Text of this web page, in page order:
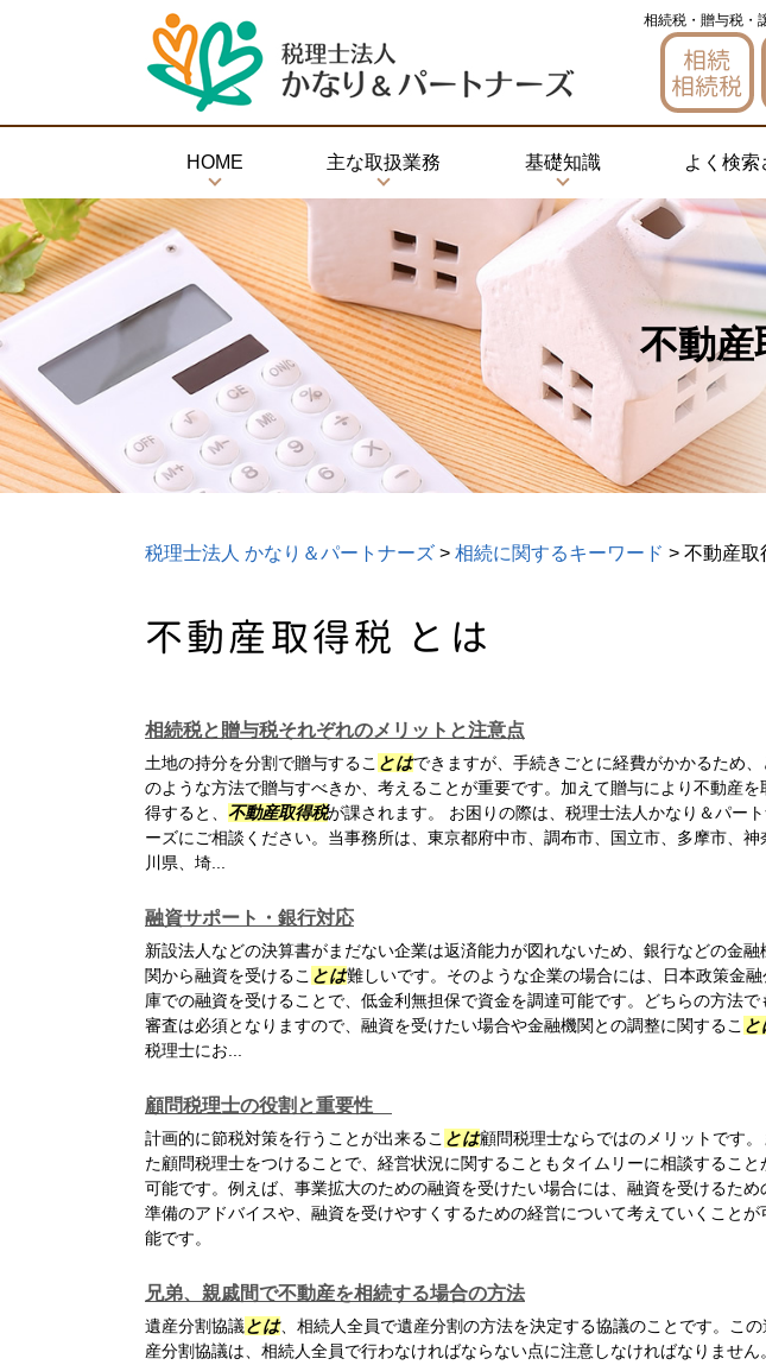
不動産
相続税・贈与税・
相続
相続税
HOME 主な取扱業務 基礎知識 よく検索
税理士法人 かなり＆パートナーズ > 相続に関するキーワード > 不動産取
不動産取得税 とは
相続税と贈与税それぞれのメリットと注意点
土地の持分を分割で贈与するこ とはできますが、手続きごとに経費がかかるため、
のような方法で贈与すべきか、考えることが重要です。加えて贈与により不動産を
得すると、 不動産取得税が課されます。 お困りの際は、税理士法人かなり＆パー
ーズにご相談ください。当事務所は、東京都府中市、調布市、国立市、多摩市、神
川県、埼...
融資サポート・銀行対応
新設法人などの決算書がまだない企業は返済能力が図れないため、銀行などの金融
関から融資を受けるこ とは難しいです。そのような企業の場合には、日本政策金融
庫での融資を受けることで、低金利無担保で資金を調達可能です。どちらの方法で
審査は必須となりますので、融資を受けたい場合や金融機関との調整に関するこ と
税理士にお...
顧問税理士の役割と重要性
計画的に節税対策を行うことが出来るこ とは顧問税理士ならではのメリットです。
た顧問税理士をつけることで、経営状況に関することもタイムリーに相談すること
可能です。例えば、事業拡大のための融資を受けたい場合には、融資を受けるため
準備のアドバイスや、融資を受けやすくするための経営について考えていくことが
能です。
兄弟、親戚間で不動産を相続する場合の方法
遺産分割協議とは、相続人全員で遺産分割の方法を決定する協議のことです。この
産分割協議は、相続人全員で行わなければならない点に注意しなければなりません。